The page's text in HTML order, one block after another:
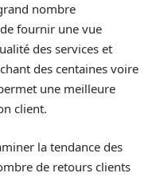
nombre
fournir une vue
des services et
des centaines voire
une meilleure
client.
la tendance des
de retours clients